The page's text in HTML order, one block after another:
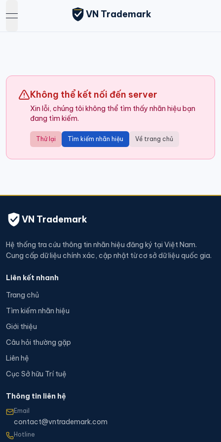
open navigation menu
VN Trademark
Không thể kết nối đến server
Xin lỗi, chúng tôi không thể tìm thấy nhãn hiệu bạn
đang tìm kiếm.
Thử lại Tìm kiếm nhãn hiệu Về trang chủ
VN Trademark
Hệ thống tra cứu thông tin nhãn hiệu đăng ký tại Việt Nam.
Cung cấp dữ liệu chính xác, cập nhật từ cơ sở dữ liệu quốc gia.
Liên kết nhanh
Trang chủ
Tìm kiếm nhãn hiệu
Giới thiệu
Câu hỏi thường gặp
Liên hệ
Cục Sở hữu Trí tuệ
Thông tin liên hệ
Email
contact@vntrademark.com
Hotline